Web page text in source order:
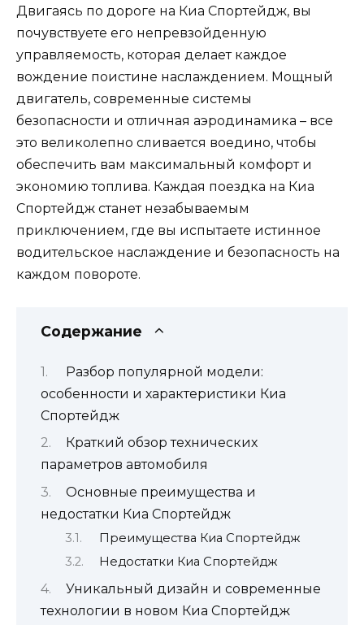
Двигаясь по дороге на Киа Спортейдж, вы
почувствуете его непревзойденную
управляемость, которая делает каждое
вождение поистине наслаждением. Мощный
двигатель, современные системы
безопасности и отличная аэродинамика – все
это великолепно сливается воедино, чтобы
обеспечить вам максимальный комфорт и
экономию топлива. Каждая поездка на Киа
Спортейдж станет незабываемым
приключением, где вы испытаете истинное
водительское наслаждение и безопасность на
каждом повороте.
Содержание
Разбор популярной модели:
особенности и характеристики Киа
Спортейдж
Краткий обзор технических
параметров автомобиля
Основные преимущества и
недостатки Киа Спортейдж
Преимущества Киа Спортейдж
Недостатки Киа Спортейдж
Уникальный дизайн и современные
технологии в новом Киа Спортейдж